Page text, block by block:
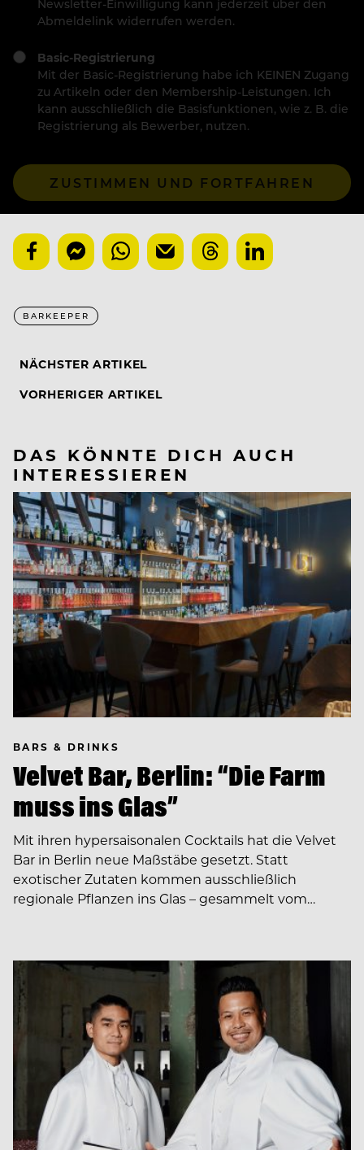
Newsletter-Einwilligung kann jederzeit über den
Abmeldelink widerrufen werden.
Basic-Registrierung
Mit der Basic-Registrierung habe ich KEINEN Zugang
zu Artikeln oder den Membership-Leistungen. Ich
kann ausschließlich die Basisfunktionen, wie z. B. die
Registrierung als Bewerber, nutzen.
ZUSTIMMEN UND FORTFAHREN
BARKEEPER
NÄCHSTER ARTIKEL
VORHERIGER ARTIKEL
DAS KÖNNTE DICH AUCH
INTERESSIEREN
BARS & DRINKS
Velvet Bar, Berlin: “Die Farm
muss ins Glas”
Mit ihren hypersaisonalen Cocktails hat die Velvet
Bar in Berlin neue Maßstäbe gesetzt. Statt
exotischer Zutaten kommen ausschließlich
regionale Pflanzen ins Glas – gesammelt vom…